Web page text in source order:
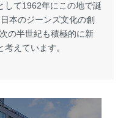
して1962年にこの地で誕
本のジーンズ文化の創
の半世紀も積極的に新
えています。